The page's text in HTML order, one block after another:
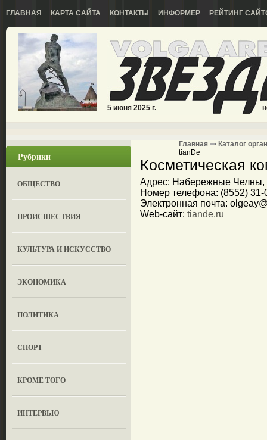
ГЛАВНАЯ КАРТА САЙТА КОНТАКТЫ ИНФОРМЕР РЕЙТИНГ
5 июня 2025 г.
Рубрики
ОБЩЕСТВО
ПРОИСШЕСТВИЯ
КУЛЬТУРА И ИСКУССТВО
ЭКОНОМИКА
ПОЛИТИКА
СПОРТ
КРОМЕ ТОГО
ИНТЕРВЬЮ
Главная
Каталог
tianDe
Косметическая
Адрес: Набережные Челны,
Номер телефона: (8552) 31-
Электронная почта:
Web-сайт: tiande.ru